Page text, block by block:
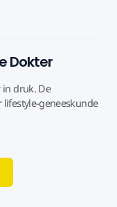
Dokter
in druk. De
geneeskunde